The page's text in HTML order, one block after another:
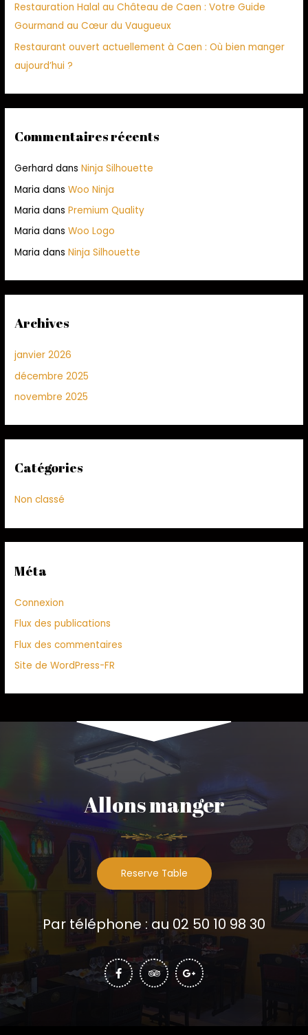
Restauration Halal au Château de Caen : Votre Guide
Gourmand au Cœur du Vaugueux
Restaurant ouvert actuellement à Caen : Où bien manger
aujourd’hui ?
Commentaires récents
Gerhard dansNinja Silhouette
Maria dansWoo Ninja
Maria dansPremium Quality
Maria dansWoo Logo
Maria dansNinja Silhouette
Archives
janvier 2026
décembre 2025
novembre 2025
Catégories
Non classé
Méta
Connexion
Flux des publications
Flux des commentaires
Site de WordPress-FR
Allons manger
Reserve Table
Par téléphone : au 02 50 10 98 30